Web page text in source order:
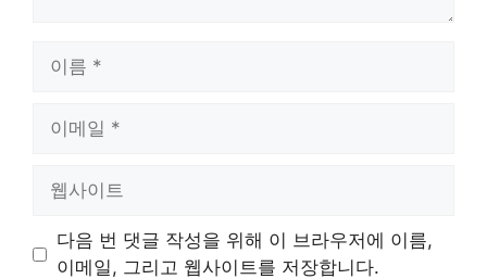
트
다음 번 댓글 작성을 위해 이 브라우저에 이름,
이메일, 그리고 웹사이트를 저장합니다.